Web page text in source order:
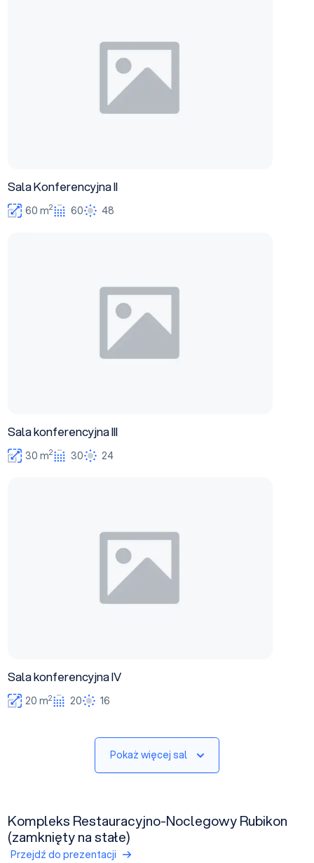
Sala Konferencyjna II
60 m2 60 48
Sala konferencyjna III
30 m2 30 24
Sala konferencyjna IV
20 m2 20 16
Pokaż więcej sal
Kompleks Restauracyjno-Noclegowy Rubikon
(zamknięty na stałe)
Przejdź do prezentacji